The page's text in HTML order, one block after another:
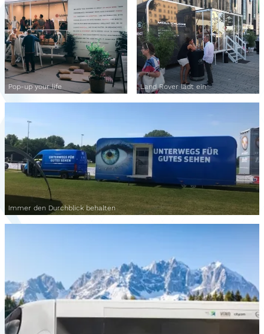
Pop-up your life Land Rover lädt ein
Immer den Durchblick behalten